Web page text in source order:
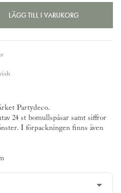
LÄGG TILL I VARUKORG
Partydeco.
24 st bomullspåsar samt siffror
I förpackningen finns även